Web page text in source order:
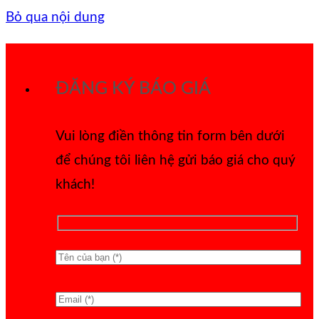
Bỏ qua nội dung
ĐĂNG KÝ BÁO GIÁ
Vui lòng điền thông tin form bên dưới
để chúng tôi liên hệ gửi báo giá cho quý
khách!